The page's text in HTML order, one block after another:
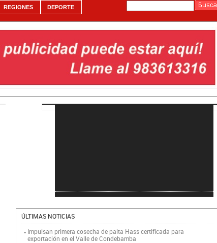
REGIONES
DEPORTE
ÚLTIMAS NOTICIAS
Impulsan primera cosecha de palta Hass certificada para
exportación en el Valle de Condebamba